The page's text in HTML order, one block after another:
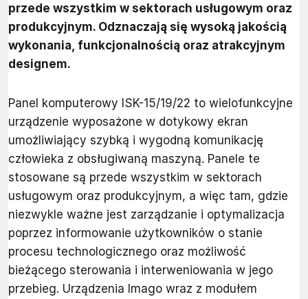
przede wszystkim w sektorach usługowym oraz
produkcyjnym. Odznaczają się wysoką jakością
wykonania, funkcjonalnością oraz atrakcyjnym
designem.
Panel komputerowy ISK-15/19/22 to wielofunkcyjne
urządzenie wyposażone w dotykowy ekran
umożliwiający szybką i wygodną komunikację
człowieka z obsługiwaną maszyną. Panele te
stosowane są przede wszystkim w sektorach
usługowym oraz produkcyjnym, a więc tam, gdzie
niezwykle ważne jest zarządzanie i optymalizacja
poprzez informowanie użytkowników o stanie
procesu technologicznego oraz możliwość
bieżącego sterowania i interweniowania w jego
przebieg. Urządzenia Imago wraz z modułem